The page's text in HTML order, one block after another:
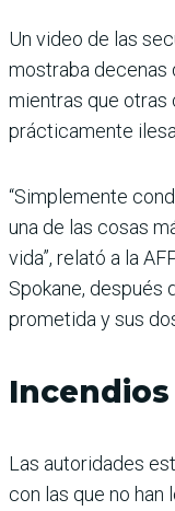
Un video de las
mostraba decenas
mientras que otras
prácticamente
“Simplemente
una de las cosas
vida”, relató a la
Spokane, después
prometida y sus
Las autoridades
con las que no